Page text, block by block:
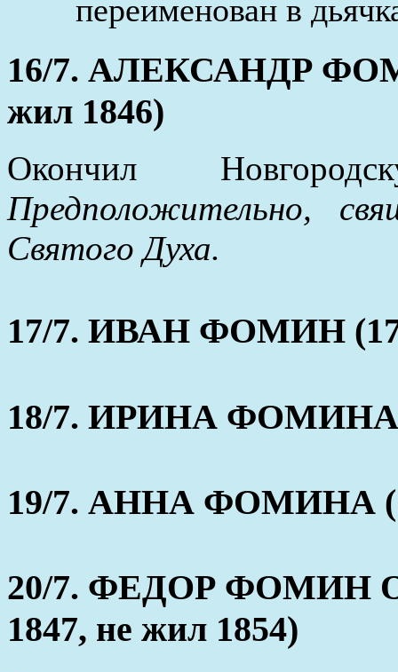
переименован в
16/7. АЛЕКСАНДР
жил 1846)
Окончил
Предположительно,
Святого Духа.
17/7. ИВАН ФОМИН
18/7. ИРИНА ФОМИНА
19/7. АННА ФОМИНА
20/7. ФЕДОР ФОМИН
1847, не жил 1854)